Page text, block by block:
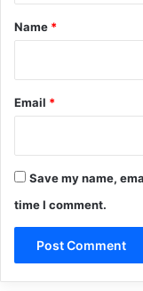
*
Name *
Email *
Save my name,
time I comment.